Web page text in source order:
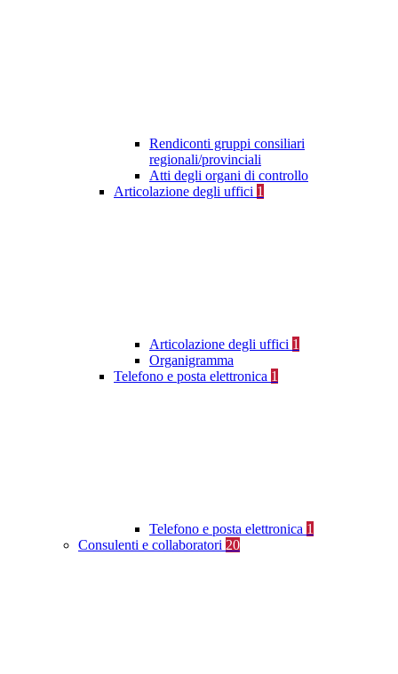
Rendiconti gruppi consiliari
regionali/provinciali
Atti degli organi di controllo
Articolazione degli uffici 1
Articolazione degli uffici 1
Organigramma
Telefono e posta elettronica 1
Telefono e posta elettronica 1
Consulenti e collaboratori 20